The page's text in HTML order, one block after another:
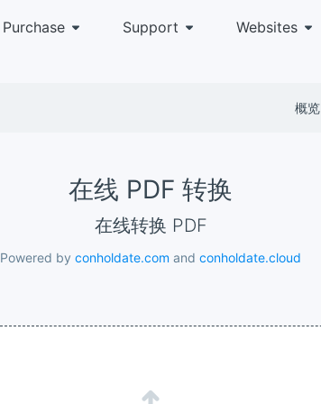
Purchase Support Websites
概览
在线 PDF 转换
在线转换 PDF
Powered by conholdate.com and conholdate.cloud